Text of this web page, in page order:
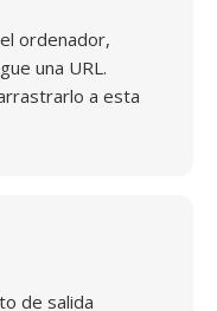
ordenador,
una URL.
a esta
de salida